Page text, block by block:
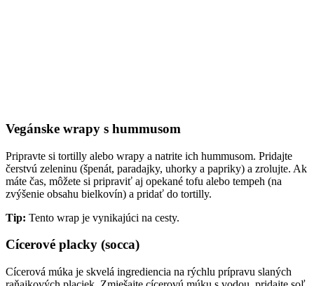
Vegánske wrapy s hummusom
Pripravte si tortilly alebo wrapy a natrite ich hummusom. Pridajte
čerstvú zeleninu (špenát, paradajky, uhorky a papriky) a zrolujte. Ak
máte čas, môžete si pripraviť aj opekané tofu alebo tempeh (na
zvýšenie obsahu bielkovín) a pridať do tortilly.
Tip: Tento wrap je vynikajúci na cesty.
Cícerové placky (socca)
Cícerová múka je skvelá ingrediencia na rýchlu prípravu slaných